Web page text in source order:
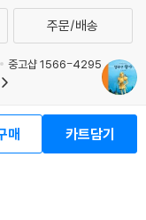
매 카트담기
주문/배송
중고샵 1566-4295
보호정책
자께